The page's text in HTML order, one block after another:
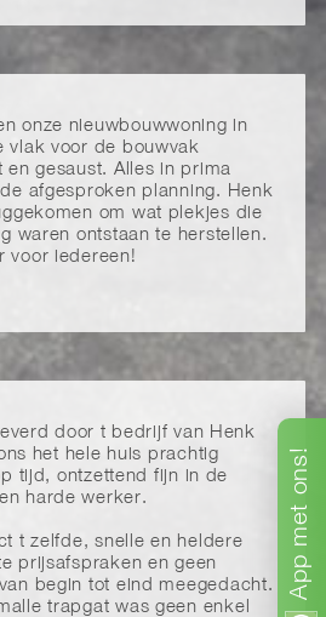
App
met
ons!
onze nieuwbouwwoning in
vlak voor de bouwvak
en gesaust. Alles in prima
afgesproken planning. Henk
om wat plekjes die
waren ontstaan te herstellen.
voor iedereen!
door t bedrijf van Henk
het hele huis prachtig
tijd, ontzettend fijn in de
harde werker.
t zelfde, snelle en heldere
prijsafspraken en geen
begin tot eind meegedacht.
trapgat was geen enkel